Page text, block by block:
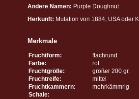
Andere Namen: Purple Doughnut
Herkunft: Mutation von 1884, USA oder
Merkmale
Fruchtform:
flachrund
Farbe:
rot
Fruchtgröße:
größer 200 gr.
Fruchtreife:
mittel
Fruchtkammern:
mehrkämmrig
Schale: